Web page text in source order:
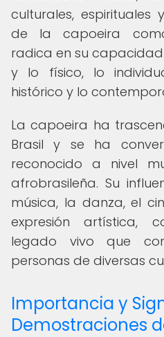
culturales, espirituales
de la capoeira
radica en su
y lo físico, lo
histórico y lo
La capoeira ha
Brasil y se ha
reconocido a nivel
afrobrasileña. Su
música, la danza, el
expresión artística,
legado vivo que
personas de diversas
Importancia y
Demostraciones